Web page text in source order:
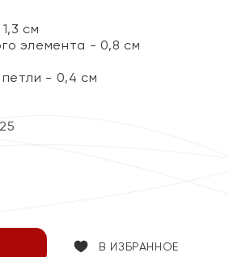
см
элемента - 0,8 см
- 0,4 см
В ИЗБРАННОЕ